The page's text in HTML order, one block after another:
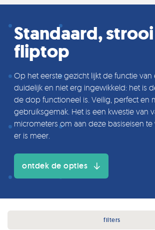
Standaard,
fliptop
Op het eerste gezicht lijkt de functie van
duidelijk en niet erg ingewikkeld: het is
de dop functioneel is. Veilig, perfect en
gebruiksgemak. Het is een kwestie van
micrometers om aan deze basiseisen
er is meer.
ontdek de opties
filters